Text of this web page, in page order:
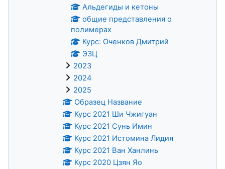
Альдегиды и кетоны
общие представления о
полимерах
Курс: Оченков Дмитрий
ЭЗЦ
2023
2024
2025
Образец Название
Курс 2021 Ши Чжигуан
Курс 2021 Сунь Имин
Курс 2021 Истомина Лидия
Курс 2021 Ван Ханлинь
Курс 2020 Цзян Яо